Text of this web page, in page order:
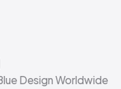
Design Worldwide